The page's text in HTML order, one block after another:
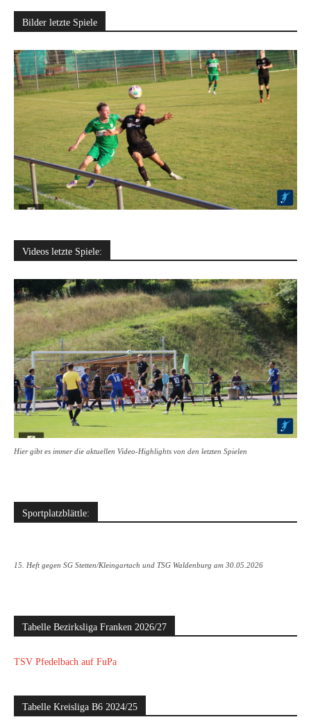
Bilder letzte Spiele
Videos letzte Spiele:
Hier gibt es immer die aktuellen Video-Highlights von den letzten Spielen
Sportplatzblättle:
15. Heft gegen SG Stetten/Kleingartach und TSG Waldenburg am 30.05.2026
Tabelle Bezirksliga Franken 2026/27
TSV Pfedelbach auf FuPa
Tabelle Kreisliga B6 2024/25